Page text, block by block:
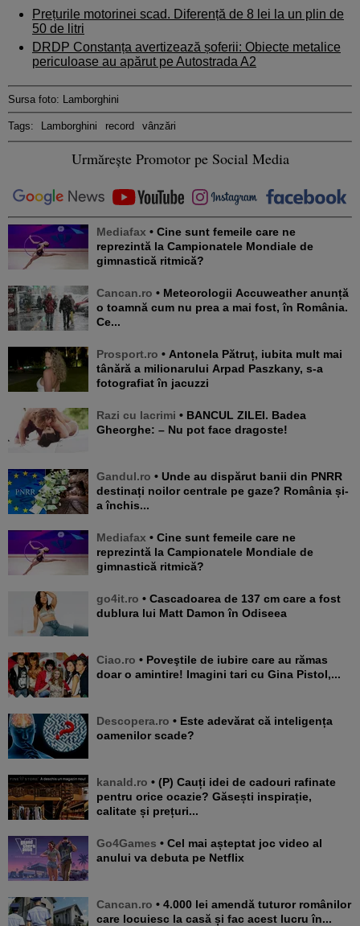
Prețurile motorinei scad. Diferență de 8 lei la un plin de
50 de litri
DRDP Constanța avertizează șoferii: Obiecte metalice
periculoase au apărut pe Autostrada A2
Sursa foto: Lamborghini
Tags: Lamborghini record vânzări
Urmărește Promotor pe Social Media
Mediafax • Cine sunt femeile care ne
reprezintă la Campionatele Mondiale de
gimnastică ritmică?
Cancan.ro • Meteorologii Accuweather anunță
o toamnă cum nu prea a mai fost, în România.
Ce...
Prosport.ro • Antonela Pătruț, iubita mult mai
tânără a milionarului Arpad Paszkany, s-a
fotografiat în jacuzzi
Razi cu lacrimi • BANCUL ZILEI. Badea
Gheorghe: – Nu pot face dragoste!
Gandul.ro • Unde au dispărut banii din PNRR
destinați noilor centrale pe gaze? România și-
a închis...
Mediafax • Cine sunt femeile care ne
reprezintă la Campionatele Mondiale de
gimnastică ritmică?
go4it.ro • Cascadoarea de 137 cm care a fost
dublura lui Matt Damon în Odiseea
Ciao.ro • Poveştile de iubire care au rămas
doar o amintire! Imagini tari cu Gina Pistol,...
Descopera.ro • Este adevărat că inteligența
oamenilor scade?
kanald.ro • (P) Cauți idei de cadouri rafinate
pentru orice ocazie? Găsești inspirație,
calitate și prețuri...
Go4Games • Cel mai așteptat joc video al
anului va debuta pe Netflix
Cancan.ro • 4.000 lei amendă tuturor românilor
care locuiesc la casă și fac acest lucru în...